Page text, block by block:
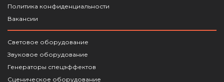
Политика конфиденциальности
Вакансии
Световое оборудование
Звуковое оборудование
Генераторы спецэффектов
Сценическое оборудование